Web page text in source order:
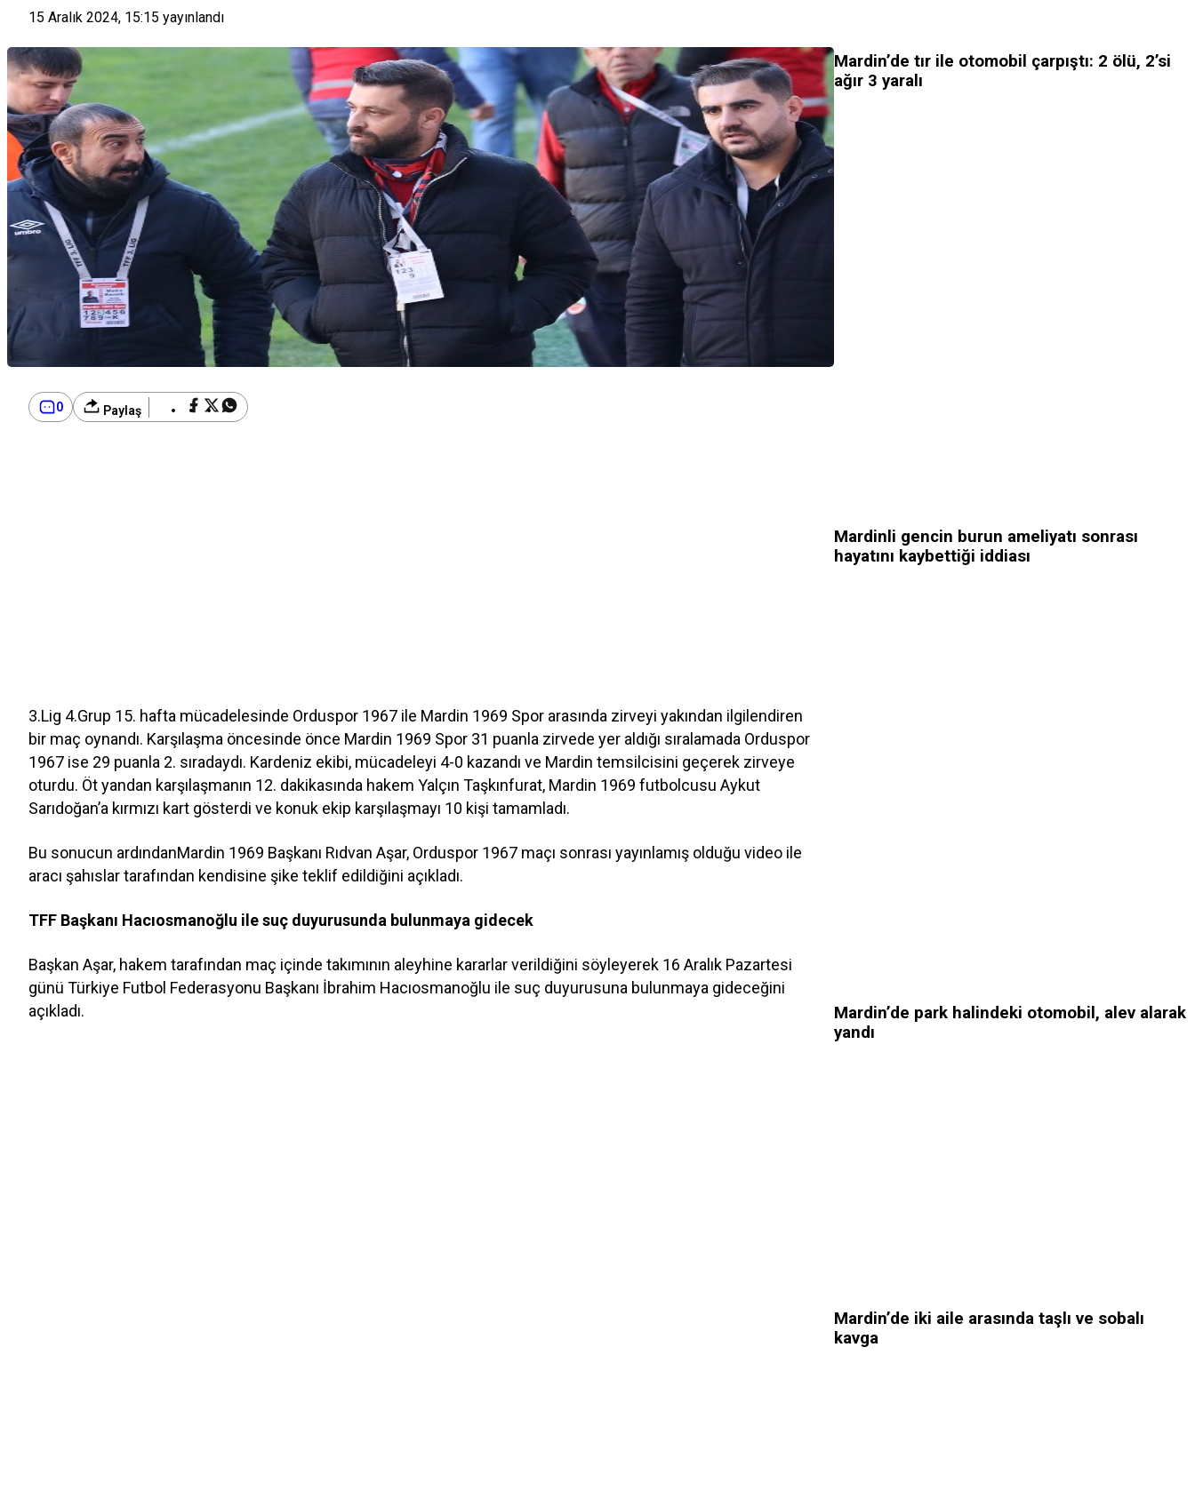
15 Aralık 2024, 15:15 yayınlandı
0 Paylaş
3.Lig 4.Grup 15. hafta mücadelesinde Orduspor 1967 ile Mardin 1969 Spor arasında zirveyi yakından ilgilendiren
bir maç oynandı. Karşılaşma öncesinde önce Mardin 1969 Spor 31 puanla zirvede yer aldığı sıralamada Orduspor
1967 ise 29 puanla 2. sıradaydı. Kardeniz ekibi, mücadeleyi 4-0 kazandı ve Mardin temsilcisini geçerek zirveye
oturdu. Öt yandan karşılaşmanın 12. dakikasında hakem Yalçın Taşkınfurat, Mardin 1969 futbolcusu Aykut
Sarıdoğan’a kırmızı kart gösterdi ve konuk ekip karşılaşmayı 10 kişi tamamladı.
Bu sonucun ardındanMardin 1969 Başkanı Rıdvan Aşar, Orduspor 1967 maçı sonrası yayınlamış olduğu video ile
aracı şahıslar tarafından kendisine şike teklif edildiğini açıkladı.
TFF Başkanı Hacıosmanoğlu ile suç duyurusunda bulunmaya gidecek
Başkan Aşar, hakem tarafından maç içinde takımının aleyhine kararlar verildiğini söyleyerek 16 Aralık Pazartesi
günü Türkiye Futbol Federasyonu Başkanı İbrahim Hacıosmanoğlu ile suç duyurusuna bulunmaya gideceğini
açıkladı.
Mardin’de tır ile otomobil çarpıştı: 2 ölü, 2’si
ağır 3 yaralı
Mardinli gencin burun ameliyatı sonrası
hayatını kaybettiği iddiası
Mardin’de park halindeki otomobil, alev alarak
yandı
Mardin’de iki aile arasında taşlı ve sobalı
kavga